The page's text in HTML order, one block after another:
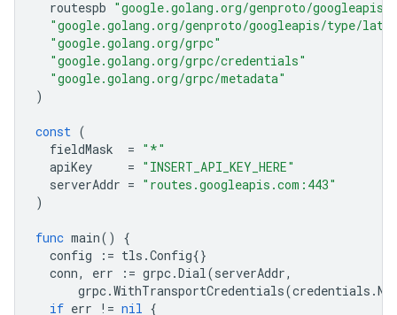
routespb "google.golang.org/genproto/googleapis/
"google.golang.org/genproto/googleapis/type/
"google.golang.org/grpc"
"google.golang.org/grpc/credentials"
"google.golang.org/grpc/metadata"
)
const (
fieldMask
= "*"
apiKey
= "INSERT_API_KEY_HERE"
serverAddr = "routes.googleapis.com:443"
)
func main()
{
config
:= tls .Config{}
conn, err := grpc.Dial(serverAddr,
grpc.WithTransportCredentials(credentials .
if err != nil {